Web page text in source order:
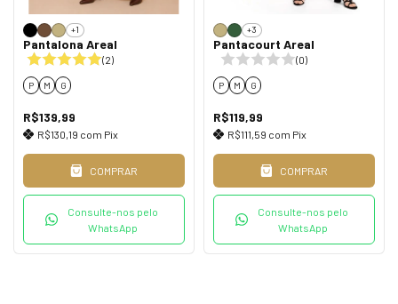
+1
Pantalona Areal
(2)
P M G
R$139,99
R$130,19 com Pix
COMPRAR
Consulte-nos pelo
WhatsApp
+3
Pantacourt Areal
(0)
P M G
R$119,99
R$111,59 com Pix
COMPRAR
Consulte-nos pelo
WhatsApp